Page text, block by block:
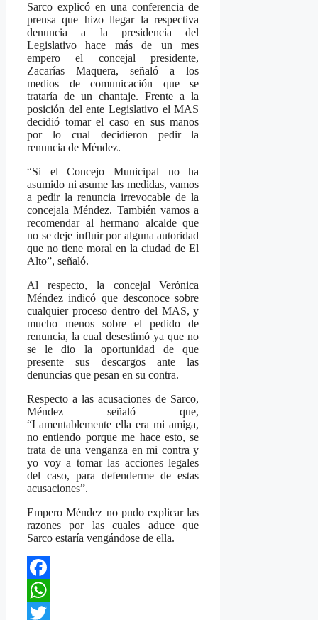
Sarco explicó en una conferencia de
prensa que hizo llegar la respectiva
denuncia a la presidencia del
Legislativo hace más de un mes
empero el concejal presidente,
Zacarías Maquera, señaló a los
medios de comunicación que se
trataría de un chantaje. Frente a la
posición del ente Legislativo el MAS
decidió tomar el caso en sus manos
por lo cual decidieron pedir la
renuncia de Méndez.
“Si el Concejo Municipal no ha
asumido ni asume las medidas, vamos
a pedir la renuncia irrevocable de la
concejala Méndez. También vamos a
recomendar al hermano alcalde que
no se deje influir por alguna autoridad
que no tiene moral en la ciudad de El
Alto”, señaló.
Al respecto, la concejal Verónica
Méndez indicó que desconoce sobre
cualquier proceso dentro del MAS, y
mucho menos sobre el pedido de
renuncia, la cual desestimó ya que no
se le dio la oportunidad de que
presente sus descargos ante las
denuncias que pesan en su contra.
Respecto a las acusaciones de Sarco,
Méndez señaló que,
“Lamentablemente ella era mi amiga,
no entiendo porque me hace esto, se
trata de una venganza en mi contra y
yo voy a tomar las acciones legales
del caso, para defenderme de estas
acusaciones”.
Empero Méndez no pudo explicar las
razones por las cuales aduce que
Sarco estaría vengándose de ella.
Facebook
WhatsApp